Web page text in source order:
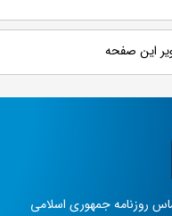
این صفحه
روزنامه جمهوری اسلامی